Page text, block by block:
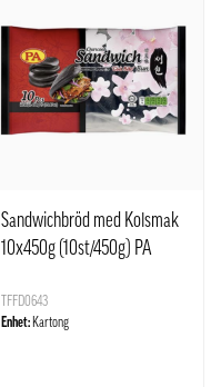
Sandwichbröd med Kolsmak
10x450g (10st/450g) PA
TFFD0643
Enhet: Kartong